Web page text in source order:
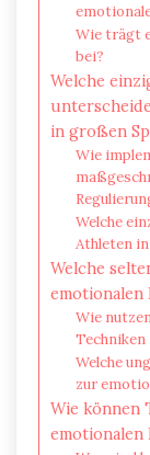
Wie trägt
bei?
Welche
in großen
Wie
Welche
Athleten
Welche
emotionalen
Wie
Techniken
Welche
zur
Wie können
emotionalen